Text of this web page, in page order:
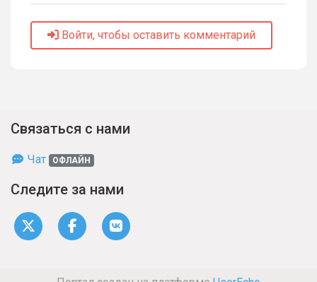
Войти, чтобы оставить комментарий
Связаться с нами
Чат ОФЛАЙН
Следите за нами